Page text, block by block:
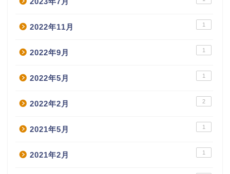
2022年11月 1
2022年9月 1
2022年5月 1
2022年2月 2
2021年5月 1
2021年2月 1